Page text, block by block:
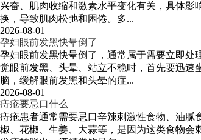
兴奋、肌肉收缩和激素水平变化有关，具体
换，导致肌肉松弛和困倦。多...
2026-08-01
孕妇眼前发黑快晕倒了
孕妇眼前发黑快晕倒了，通常属于需要立即
觉眼前发黑、头晕、站立不稳时，首先要迅
脑，缓解眼前发黑和头晕的症...
2026-08-01
痔疮要忌口什么
痔疮患者通常需要忌口辛辣刺激性食物、油
椒、花椒、生姜、大蒜等，是因为这类食物